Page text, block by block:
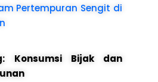
Pertempuran Sengit di
Konsumsi Bijak dan